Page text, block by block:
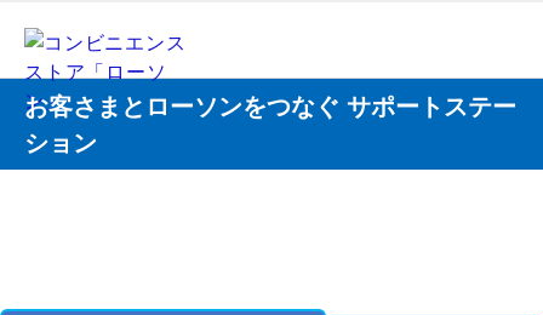
お客さまとローソンをつなぐ サポートステー
ション